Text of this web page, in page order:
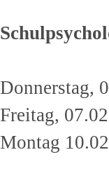
Donnerstag,
Freitag,
Montag